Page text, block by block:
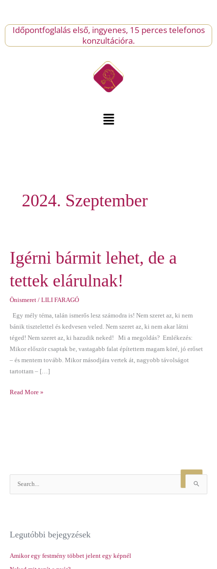
contentIdőpontfoglalás első, ingyenes, 15 perces telefonos
konzultációra.
Menu
2024. Szeptember
Igérni bármit lehet, de a
tettek elárulnak!
Önismeret/ LILI FARAGÓ
Egy mély téma, talán ismerős lesz számodra is! Nem szeret az, ki nem
bánik tisztelettel és kedvesen veled. Nem szeret az, ki nem akar látni
téged! Nem szeret az, ki hazudik neked! Mi a megoldás? Emlékezés:
Mikor először csaptak be, vastagabb falat építettem magam köré, jó erőset
– és mentem tovább. Mikor másodjára vertek át, nagyobb távolságot
tartottam – […]
Igérni
bármit
de
a
elárulnak!
Read More »
c
f
Legutóbbi bejegyzések
Amikor egy festmény többet jelent egy képnél